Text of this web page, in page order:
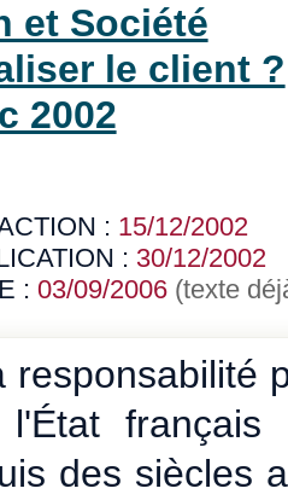
et Société
le client ?
2002
: 15/12/2002
: 30/12/2002
: 03/09/2006(texte
responsabilité
l'État
des siècles